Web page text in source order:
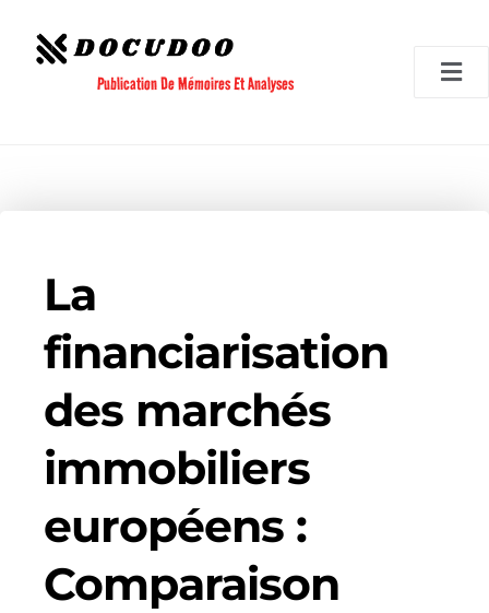
contenu
Publication De Mémoires Et Analyses
La
financiarisation
des marchés
immobiliers
européens :
Comparaison